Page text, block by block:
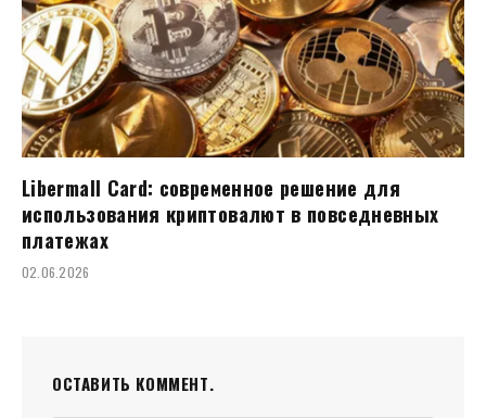
Libermall Card: современное решение для
использования криптовалют в повседневных
платежах
02.06.2026
ОСТАВИТЬ КОММЕНТ.